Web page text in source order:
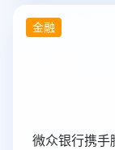
金融
微众银行携